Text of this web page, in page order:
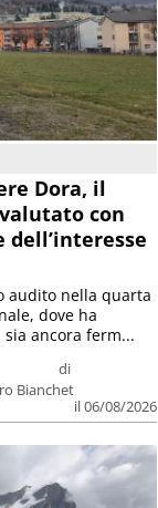
Dora, il
con
dell’interesse
di
Bianchet
il 06/08/2026
audito nella quarta
dove ha
ancora ferm...